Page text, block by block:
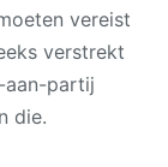
vereist
verstrekt
partij
die.